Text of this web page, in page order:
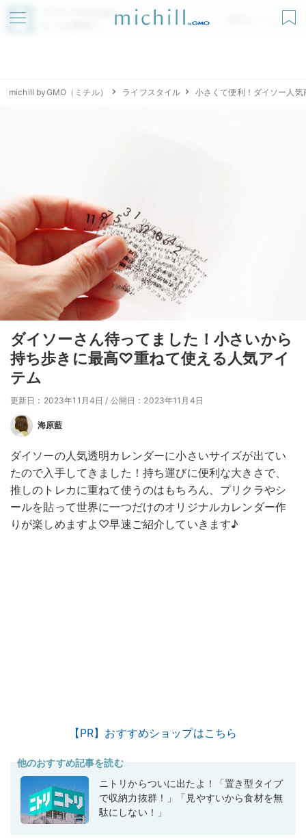
アプリでmichillが
無料ダウンロード
michill byGMO（ミチル） ライフスタイル 小さくて便利！ダイソー人気
ダイソーさん待ってました！小さいから
持ち歩きに最高♡重ねて使える人気アイ
テム
更新日：2023年11月4日 / 公開日：2023年11月4日
海原藍
ダイソーの人気透明カレンダーに小さいサイズが出てい
たので入手してきました！持ち運びに便利な大きさで、
推しのトレカに重ねて使うのはもちろん、プリクラやシ
ールを貼って世界に一つだけのオリジナルカレンダー作
りが楽しめますよ♡早速ご紹介していきます♪
【PR】おすすめショップはこちら
他のおすすめ記事を読む
ニトリからついに出たよ！「置き型タイプ
で収納力抜群！」「見やすいから食材を無
駄にしない！」